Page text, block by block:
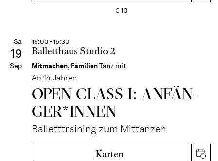
€10
Sa
19
Sep
15:00 - 16:30
Balletthaus Studio 2
Mitmachen, FamilienTanz mit!
Ab 14 Jahren
OPEN CLASS I: ANFÄN­
GER*IN­NEN
Balletttraining zum Mittanzen
Karten